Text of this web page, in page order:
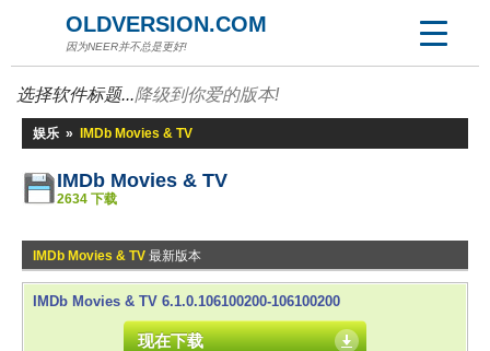
OLDVERSION.COM
因为NEER并不总是更好!
选择软件标题...降级到你爱的版本!
娱乐 » IMDb Movies & TV
IMDb Movies & TV
2634 下载
IMDb Movies & TV 最新版本
IMDb Movies & TV 6.1.0.106100200-106100200
现在下载